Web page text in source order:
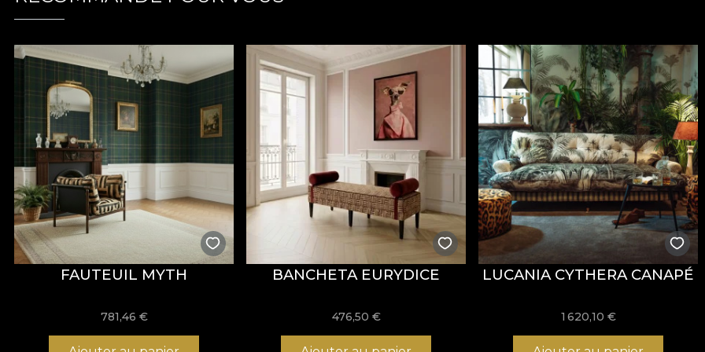
VELVET est un tissu maille à la texture douce et à l’allure sophistiquée, conçu pour les intérieurs où le
Le tissu bénéficie d’un traitementWater Repellent et de propriétés Fire Retardant, ce qui le rend adapté
d’aménagement professionnels. Il est certifiéOEKO-TEX Standard 100 etREACH.
Avec une largeur de 142 ± 3 cm, VELVET offre une bonne résistance à l’usure, avec60.000 rubsau test
comportement au boulochage, au frottement humide et à sec, ainsi que par sa conformité au test de
Type :tissu maille
Composition :
Poids : 300 g/m² ± 5%
Largeur :142 ± 3 cm
Propriétés :
Water Repellent, Fire Retardant
Certifications : OEKO-TEX Standard 100, REACH
Résistance à l’abrasion :
60.000 rubs
FAUTEUIL MYTH
781,46 €
BANCHETA EURYDICE
476,50 €
LUCANIA CYTHERA CANAPÉ
1 620,10 €